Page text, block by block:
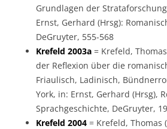
Grundlagen der
Ernst, Gerhard (Hrsg):
DeGruyter, 555-568
Krefeld 2003a = Krefeld,
der Reflexion über die
Friaulisch, Ladinisch,
York, in: Ernst, Gerhard (Hrsg),
Sprachgeschichte, DeGruyter,
Krefeld 2004 = Krefeld, Thomas